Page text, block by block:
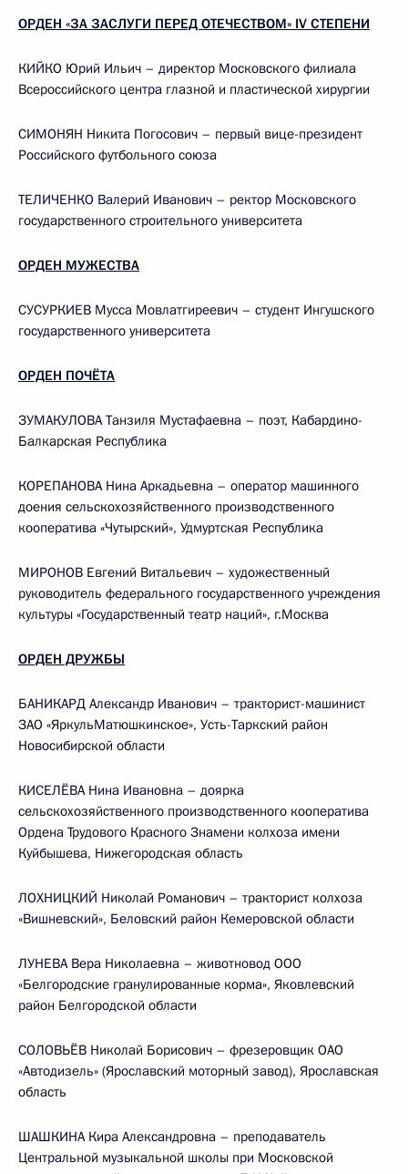
ОРДЕН «ЗА ЗАСЛУГИ ПЕРЕД ОТЕЧЕСТВОМ» IV СТЕПЕНИ
КИЙКО Юрий Ильич – директор Московского филиала
Всероссийского центра глазной и пластической хирургии
СИМОНЯН Никита Погосович – первый вице-президент
Российского футбольного союза
ТЕЛИЧЕНКО Валерий Иванович – ректор Московского
государственного строительного университета
ОРДЕН МУЖЕСТВА
СУСУРКИЕВ Мусса Мовлатгиреевич – студент Ингушского
государственного университета
ОРДЕН ПОЧЁТА
ЗУМАКУЛОВА Танзиля Мустафаевна – поэт, Кабардино-
Балкарская Республика
КОРЕПАНОВА Нина Аркадьевна – оператор машинного
доения сельскохозяйственного производственного
кооператива «Чутырский», Удмуртская Республика
МИРОНОВ Евгений Витальевич – художественный
руководитель федерального государственного учреждения
культуры «Государственный театр наций», г.Москва
ОРДЕН ДРУЖБЫ
БАНИКАРД Александр Иванович – тракторист-машинист
ЗАО «ЯркульМатюшкинское», Усть-Таркский район
Новосибирской области
КИСЕЛЁВА Нина Ивановна – доярка
сельскохозяйственного производственного кооператива
Ордена Трудового Красного Знамени колхоза имени
Куйбышева, Нижегородская область
ЛОХНИЦКИЙ Николай Романович – тракторист колхоза
«Вишневский», Беловский район Кемеровской области
ЛУНЕВА Вера Николаевна – животновод ООО
«Белгородские гранулированные корма», Яковлевский
район Белгородской области
СОЛОВЬЁВ Николай Борисович – фрезеровщик ОАО
«Автодизель» (Ярославский моторный завод), Ярославская
область
ШАШКИНА Кира Александровна – преподаватель
Центральной музыкальной школы при Московской